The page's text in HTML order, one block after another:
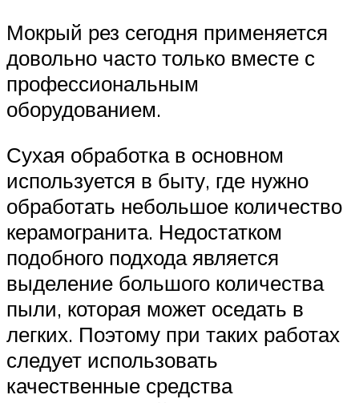
Мокрый рез сегодня применяется
довольно часто только вместе с
профессиональным
оборудованием.
Сухая обработка в основном
используется в быту, где нужно
обработать небольшое количество
керамогранита. Недостатком
подобного подхода является
выделение большого количества
пыли, которая может оседать в
легких. Поэтому при таких работах
следует использовать
качественные средства